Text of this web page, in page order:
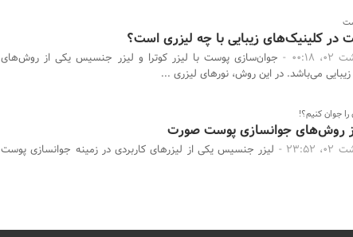
در کلینیک‌های زیبایی با چه لیزری است؟
جوان‌سازی پوست با لیزر کوترا و لیزر جنسیس یکی از روش‌های
زیبایی می‌باشد. در این روش، نورهای لیزری ...
جوان کنیم؟!
روش‌های جوانسازی پوست صورت
لیزر جنسیس یکی از لیزرهای کاربردی در زمینه جوانسازی پوست